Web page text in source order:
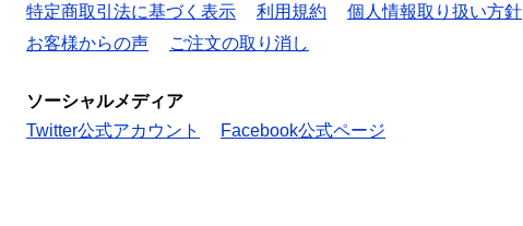
特定商取引法に基づく表示
利用規約 個人情報取り扱い方針
お客様からの声
ご注文の取り消し
ソーシャルメディア
Twitter公式アカウント
Facebook公式ページ